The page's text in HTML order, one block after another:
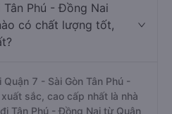
Phú - Đồng Nai
có chất lượng tốt,
7 - Sài Gòn Tân Phú -
sắc, cao cấp nhất là nhà
Tân Phú - Đồng Nai từ Quận